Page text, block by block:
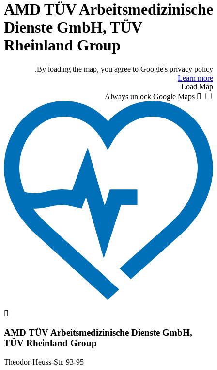
AMD TÜV Arbeitsmedizinische
Dienste GmbH, TÜV
Rheinland Group
By loading the map, you agree to Google's privacy policy.
Learn more
Load Map
Always unlock Google Maps
AMD TÜV Arbeitsmedizinische Dienste GmbH,
TÜV Rheinland Group
Theodor-Heuss-Str. 93-95